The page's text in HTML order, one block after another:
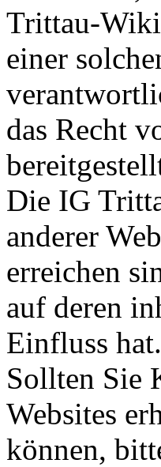
Trittau-
einer
das Recht
Die IG
anderer
erreichen
auf deren
Einfluss hat.
Sollten Sie
Websites
können,